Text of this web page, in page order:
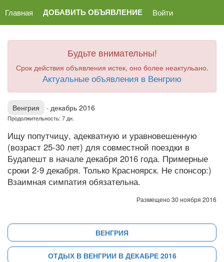
Главная ДОБАВИТЬ ОБЪЯВЛЕНИЕ Войти
Будьте внимательны!
Срок действия объявления истек, оно более неактульано.
Актуальные объявления в Венгрию
Венгрия · декабрь 2016
Продолжительность: 7 дн.
Ищу попутчицу, адекватную и уравновешенную
(возраст 25-30 лет) для совместной поездки в
Будапешт в начале декабря 2016 года. Примерные
сроки 2-9 декабря. Только Красноярск. Не спонсор:)
Взаимная симпатия обязательна.
Размещено 30 ноября 2016
ВЕНГРИЯ
ОТДЫХ В ВЕНГРИИ В ДЕКАБРЕ 2016